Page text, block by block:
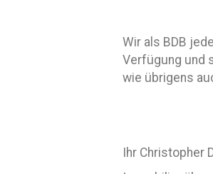
Wir als BDB
Verfügung und
wie übrigens
Ihr Christopher